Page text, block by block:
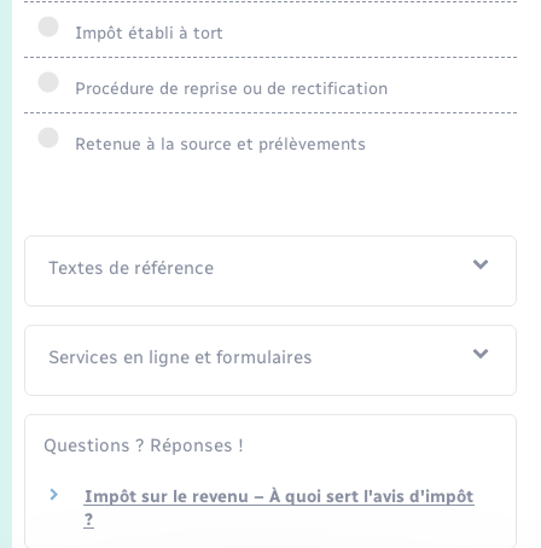
Seniors
Transports
Voirie et espace public
Impôt établi à tort
Procédure de reprise ou de rectification
Retenue à la source et prélèvements
Textes de référence
Services en ligne et formulaires
Questions ? Réponses !
Impôt sur le revenu – À quoi sert l'avis d'impôt
?